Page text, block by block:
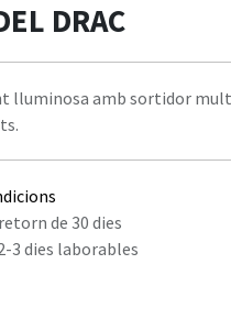
DRAC
lluminosa amb sortidor
de 30 dies
3 dies laborables